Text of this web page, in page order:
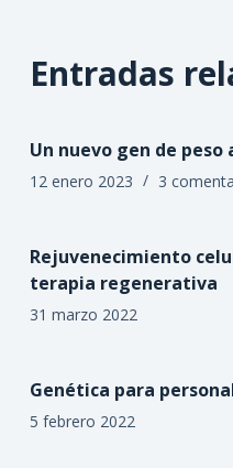
Entradas
Un nuevo gen de
12 enero 2023 3
Rejuvenecimiento
terapia regenerativa
31 marzo 2022
Genética para
5 febrero 2022